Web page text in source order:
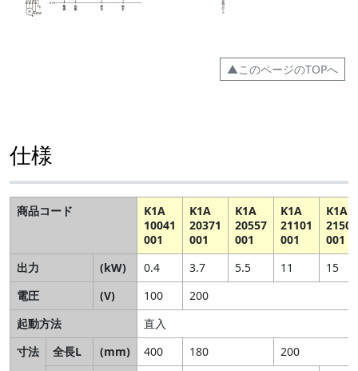
▲このページのTOPへ
仕様
商品コード
K1A
10041
001
K1A
20371
001
K1A
20557
001
K1A
21101
001
K1A
21501
001
出力
(kW) 0.4 3.7 5.5 11
15
電圧
(V) 100
200
起動方法
直入
寸法
全長L (mm) 400 180
200